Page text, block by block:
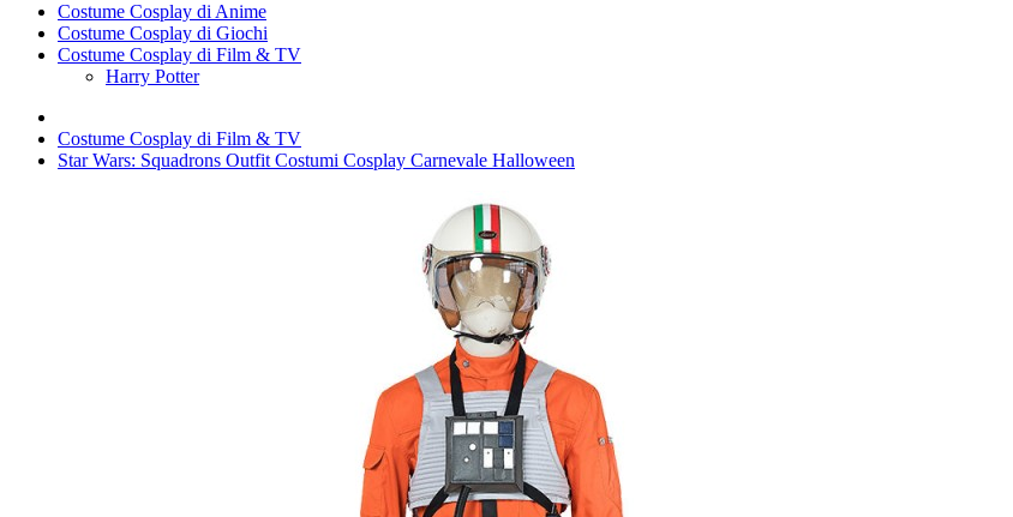
Costume Cosplay di Anime
Costume Cosplay di Giochi
Costume Cosplay di Film & TV
Harry Potter
Costume Cosplay di Film & TV
Star Wars: Squadrons Outfit Costumi Cosplay Carnevale Halloween